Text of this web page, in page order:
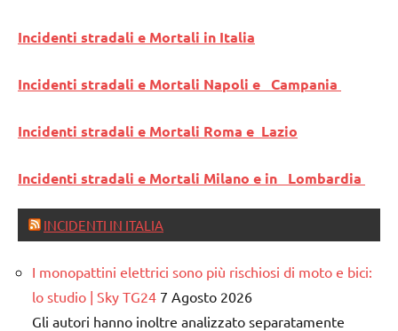
Incidenti stradali e Mortali in Italia
Incidenti stradali e Mortali Napoli e Campania
Incidenti stradali e Mortali Roma e Lazio
Incidenti stradali e Mortali Milano e in Lombardia
INCIDENTI IN ITALIA
I monopattini elettrici sono più rischiosi di moto e bici:
lo studio | Sky TG24 7 Agosto 2026
Gli autori hanno inoltre analizzato separatamente